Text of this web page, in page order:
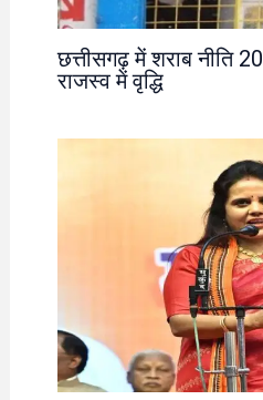
छत्तीसगढ़ में शराब नीति
राजस्व में वृद्धि